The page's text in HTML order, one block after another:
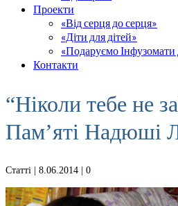
Проекти
«Від серця до серця»
«Діти для дітей»
«Подаруємо Інфузомати
Контакти
“Ніколи тебе не
Пам’яті Надюші
Статті | 8.06.2014 | 0